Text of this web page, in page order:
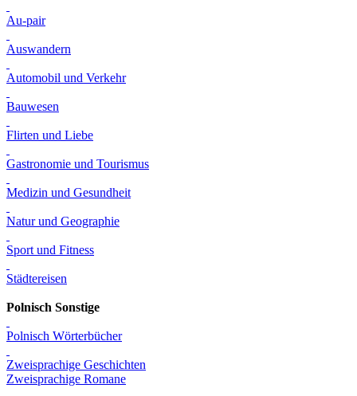
Au-pair
Auswandern
Automobil und Verkehr
Bauwesen
Flirten und Liebe
Gastronomie und Tourismus
Medizin und Gesundheit
Natur und Geographie
Sport und Fitness
Städtereisen
Polnisch Sonstige
Polnisch Wörterbücher
Zweisprachige Geschichten
Zweisprachige Romane